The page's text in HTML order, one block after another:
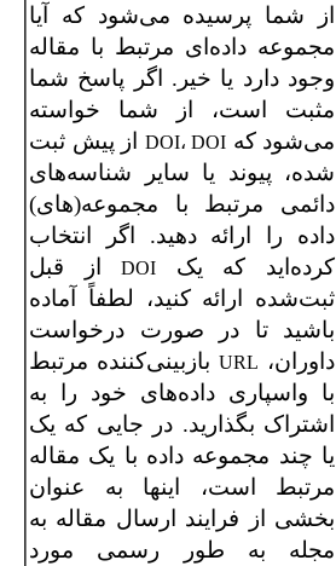
از شما پرسیده می‌شود که آیا
مجموعه داده‌ای مرتبط با مقاله
وجود دارد یا خیر. اگر پاسخ شما
مثبت است، از شما خواسته
می‌شود که DOI، DOI از پیش ثبت
شده، پیوند یا سایر شناسه‌های
دائمی مرتبط با مجموعه(های)
داده را ارائه دهید. اگر انتخاب
کرده‌اید که یک
DOIاز قبل
ثبت‌شده ارائه کنید، لطفاً آماده
باشید تا در صورت درخواست
داوران، URL بازبینی‌کننده مرتبط
با واسپاری داده‌های خود را به
اشتراک بگذارید. در جایی که یک
یا چند مجموعه داده با یک مقاله
مرتبط است، اینها به عنوان
بخشی از فرایند ارسال مقاله به
مجله به طور رسمی مورد